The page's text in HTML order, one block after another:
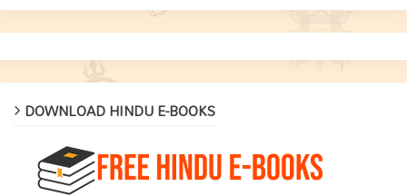
DOWNLOAD HINDU E-BOOKS